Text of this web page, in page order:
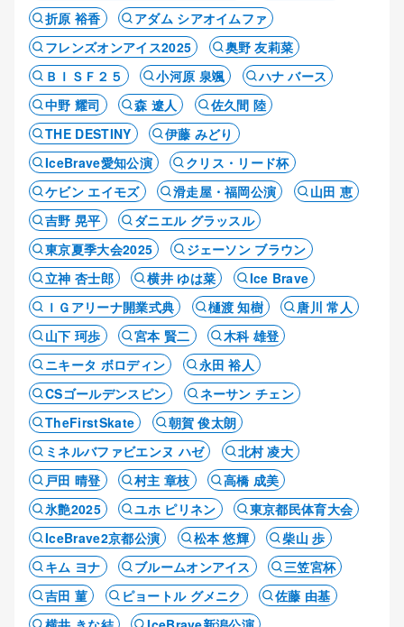
折原 裕香
アダム シアオイムファ
フレンズオンアイス2025
奥野 友莉菜
ＢＩＳＦ２５
小河原 泉颯
ハナ バース
中野 耀司
森 遼人
佐久間 陸
THE DESTINY
伊藤 みどり
IceBrave愛知公演
クリス・リード杯
ケビン エイモズ
滑走屋・福岡公演
山田 恵
吉野 晃平
ダニエル グラッスル
東京夏季大会2025
ジェーソン ブラウン
立神 杏士郎
横井 ゆは菜
Ice Brave
ＩＧアリーナ開業式典
樋渡 知樹
唐川 常人
山下 珂歩
宮本 賢二
木科 雄登
ニキータ ボロディン
永田 裕人
CSゴールデンスピン
ネーサン チェン
TheFirstSkate
朝賀 俊太朗
ミネルバファビエンヌ ハゼ
北村 凌大
戸田 晴登
村主 章枝
高橋 成美
氷艶2025
ユホ ピリネン
東京都民体育大会
IceBrave2京都公演
松本 悠輝
柴山 歩
キム ヨナ
ブルームオンアイス
三笠宮杯
吉田 菫
ピョートル グメニク
佐藤 由基